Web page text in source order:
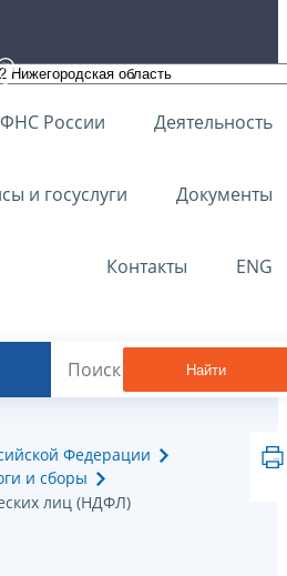
России Деятельность
и госуслуги Документы
Контакты ENG
Найти
Федерации
и сборы
лиц (НДФЛ)